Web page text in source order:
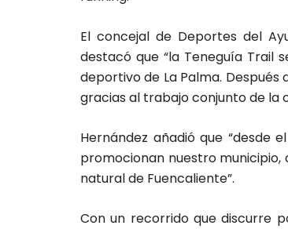
El concejal de Deportes del
destacó que “la Teneguía Trail
deportivo de La Palma.
gracias al trabajo conjunto de la
Hernández añadió que “desde
promocionan nuestro
natural de Fuencaliente”.
Con un recorrido que discurre